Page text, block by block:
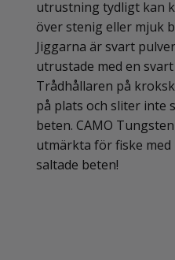
utrustning tydligt kan
över stenig eller mjuk
Jiggarna är svart
utrustade med en
Trådhållaren på
på plats och sliter inte
beten. CAMO
utmärkta för fiske med
saltade beten!